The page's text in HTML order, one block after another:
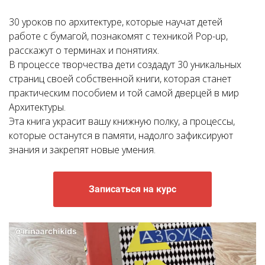
30 уроков по архитектуре, которые научат детей
работе с бумагой, познакомят с техникой Pop-up,
расскажут о терминах и понятиях.
В процессе творчества дети создадут 30 уникальных
страниц своей собственной книги, которая станет
практическим пособием и той самой дверцей в мир
Архитектуры.
Эта книга украсит вашу книжную полку, а процессы,
которые останутся в памяти, надолго зафиксируют
знания и закрепят новые умения.
Записаться на курс